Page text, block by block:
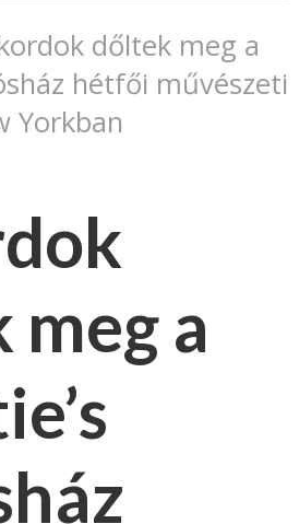
dőltek meg a
hétfői művészeti
Yorkban
a